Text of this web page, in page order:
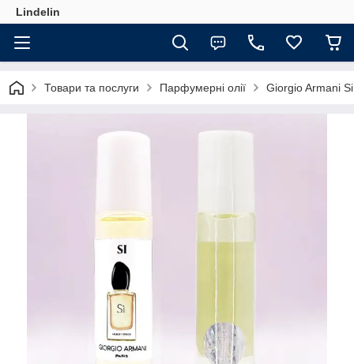
Lindelin
Товари та послуги Парфумерні олії Giorgio Armani